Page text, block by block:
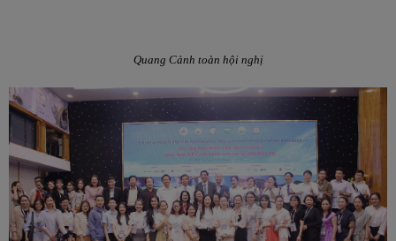
Quang Cảnh toàn hội nghị